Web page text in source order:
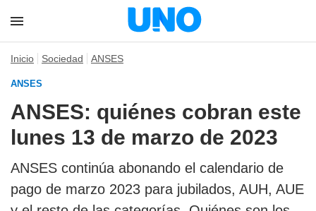
Inicio Sociedad ANSES
ANSES
ANSES: quiénes cobran este
lunes 13 de marzo de 2023
ANSES continúa abonando el calendario de
pago de marzo 2023 para jubilados, AUH, AUE